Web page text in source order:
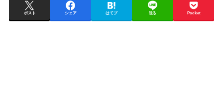
ポスト シェア はてブ 送る Pocket